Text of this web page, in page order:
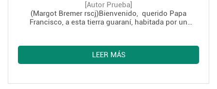
[Autor Prueba]
(Margot Bremer rscj)Bienvenido, querido Papa
Francisco, a esta tierra guaraní, habitada por un
empobrecimiento, sobre todo los “hijos de la tierra”,
los que a continuación quiero presentarle en sus tres
diferentes facetas:
LEER MÁS